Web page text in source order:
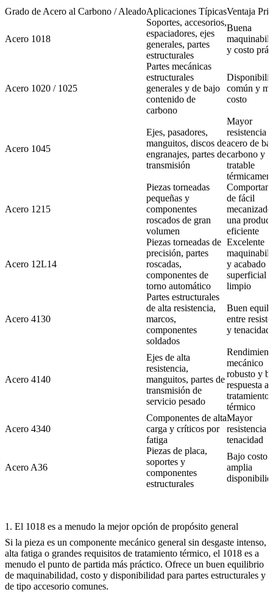
Grado de Acero al Carbono / AleadoAplicaciones TípicasVentaja
Acero 1018
Soportes, accesorios,
espaciadores, ejes
generales, partes
estructurales
Buena
y costo
Acero 1020 / 1025
Partes mecánicas
estructurales
generales y de bajo
contenido de
carbono
común y
costo
Acero 1045
Ejes, pasadores,
manguitos, discos de
engranajes, partes de
transmisión
Mayor
resistencia
acero de
carbono y
tratable
Acero 1215
Piezas torneadas
pequeñas y
componentes
roscados de gran
volumen
de fácil
una
eficiente
Acero 12L14
Piezas torneadas de
precisión, partes
roscadas,
componentes de
torno automático
Excelente
y acabado
superficial
limpio
Acero 4130
Partes estructurales
de alta resistencia,
marcos,
componentes
soldados
Buen
entre
y tenacidad
Acero 4140
Ejes de alta
resistencia,
manguitos, partes de
transmisión de
servicio pesado
mecánico
robusto y
respuesta al
tratamiento
térmico
Acero 4340
Componentes de alta
carga y críticos por
fatiga
Mayor
resistencia y
tenacidad
Acero A36
Piezas de placa,
soportes y
componentes
estructurales
Bajo costo
amplia
1. El 1018 es a menudo la mejor opción de propósito general
Si la pieza es un componente mecánico general sin desgaste intenso,
alta fatiga o grandes requisitos de tratamiento térmico, el 1018 es a
menudo el punto de partida más práctico. Ofrece un buen equilibrio
de maquinabilidad, costo y disponibilidad para partes estructurales y
de tipo accesorio comunes.